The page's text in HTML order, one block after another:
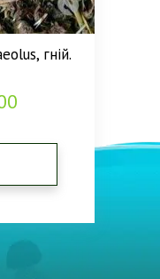
гній.